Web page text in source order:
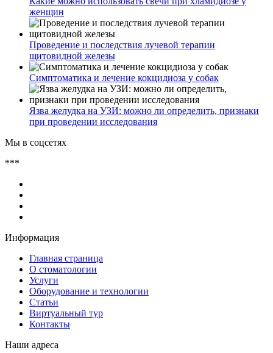
женщин
Проведение и последствия лучевой терапии
щитовидной железы
Симптоматика и лечение кокцидиоза у собак
Язва желудка на УЗИ: можно ли определить, признаки
при проведении исследования
Мы в соцсетях
***
Информация
Главная страница
О стоматологии
Услуги
Оборудование и технологии
Статьи
Виртуальный тур
Контакты
Наши адреса